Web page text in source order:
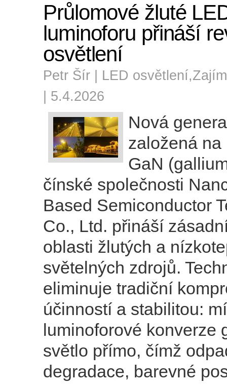
Průlomové žluté
luminoforu přináší
osvětlení
Petr Šír | LED osvětlení,
| 5.4.2026
Nová
založená
GaN
čínské společnosti
Based Semiconductor
Co., Ltd. přináší
oblasti žlutých a
světelných zdrojů.
eliminuje tradiční
účinností a stabilitou:
luminoforové konverze
světlo přímo, čímž
degradace, barevné